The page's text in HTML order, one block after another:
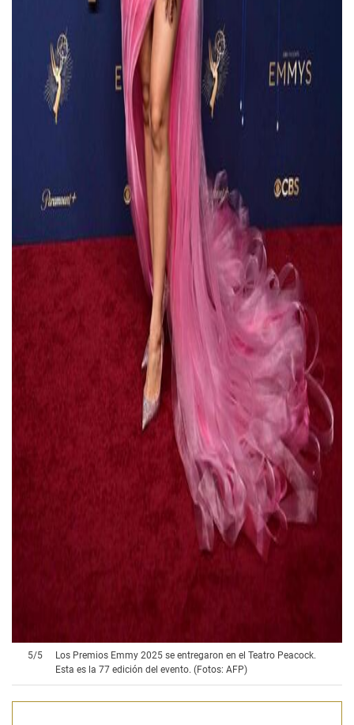
5/5
Los Premios Emmy 2025 se entregaron en el Teatro Peacock.
Esta es la 77 edición del evento. (Fotos: AFP)